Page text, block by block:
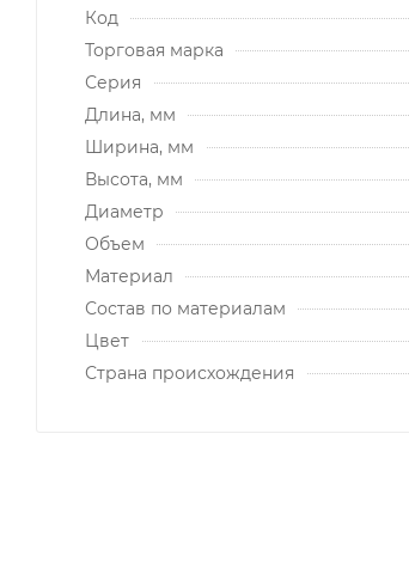
Код
Торговая марка
Серия
Длина, мм
Ширина, мм
Высота, мм
Диаметр
Объем
Материал
Состав по материалам
Цвет
Страна происхождения